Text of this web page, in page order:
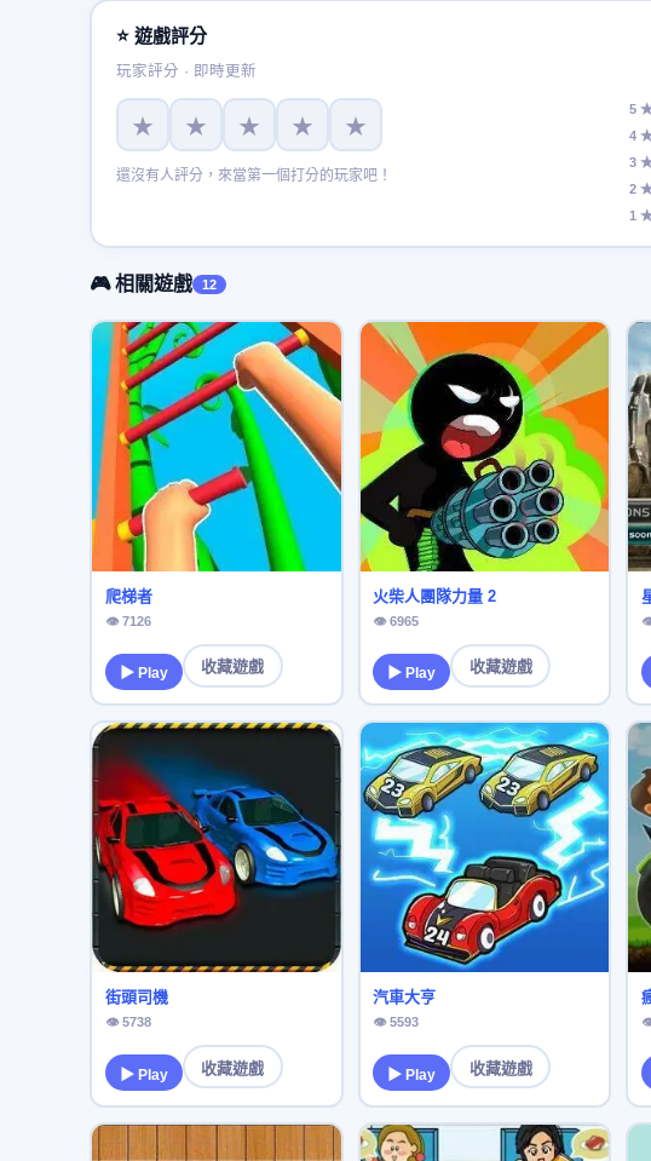
⭐ 遊戲評分
玩家評分 · 即時更新
★ ★ ★ ★ ★
還沒有人評分，來當第一個打分的玩家吧！
5
4
3
2
1
🎮 相關遊戲 12
爬梯者
👁 7126
▶ Play 收藏遊戲
火柴人團隊力量 2
👁 6965
▶ Play 收藏遊戲
街頭司機
👁 5738
▶ Play 收藏遊戲
汽車大亨
👁 5593
▶ Play 收藏遊戲